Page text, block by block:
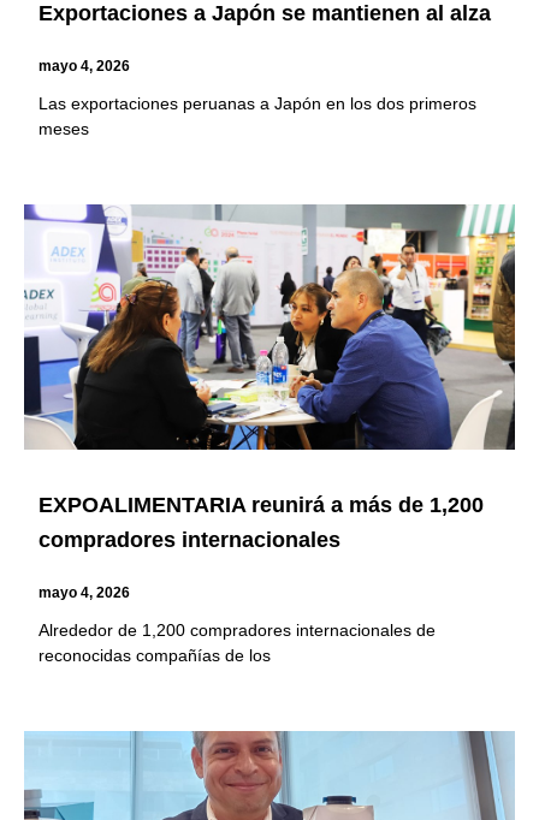
Exportaciones a Japón se mantienen al alza
mayo 4, 2026
Las exportaciones peruanas a Japón en los dos primeros
meses
EXPOALIMENTARIA reunirá a más de 1,200
compradores internacionales
mayo 4, 2026
Alrededor de 1,200 compradores internacionales de
reconocidas compañías de los